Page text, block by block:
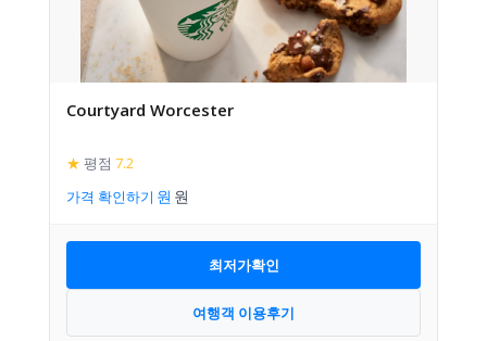
Courtyard Worcester
★ 평점 7.2
가격 확인하기
최저가확인
여행객 이용후기